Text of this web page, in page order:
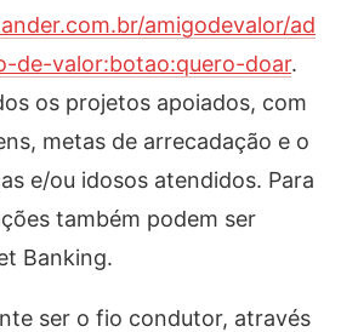
amigodevalor/ad
de-valor:botao:quero-doar.
os projetos apoiados, com
metas de arrecadação e o
e/ou idosos atendidos. Para
também podem ser
Banking.
ser o fio condutor, através